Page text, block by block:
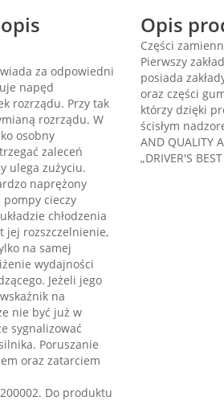
za odpowiedni
napęd
rozrządu. Przy tak
rozrządu. W
osobny
zaleceń
ulega zużyciu.
naprężony
pompy cieczy
chłodzenia
jej rozszczelnienie,
na samej
wydajności
Jeżeli jego
na
nie być już w
sygnalizować
Poruszanie
oraz zatarciem
Do produktu
Opis
Części
Pierwszy
posiada
oraz części
którzy dzięki
ścisłym
AND QUALITY
„DRIVER'S